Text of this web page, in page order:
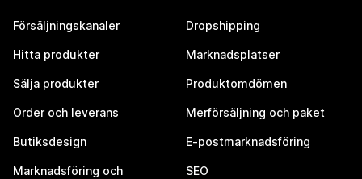
Försäljningskanaler
Hitta produkter
Sälja produkter
Order och leverans
Butiksdesign
Marknadsföring och
Dropshipping
Marknadsplatser
Produktomdömen
Merförsäljning och paket
E-postmarknadsföring
SEO